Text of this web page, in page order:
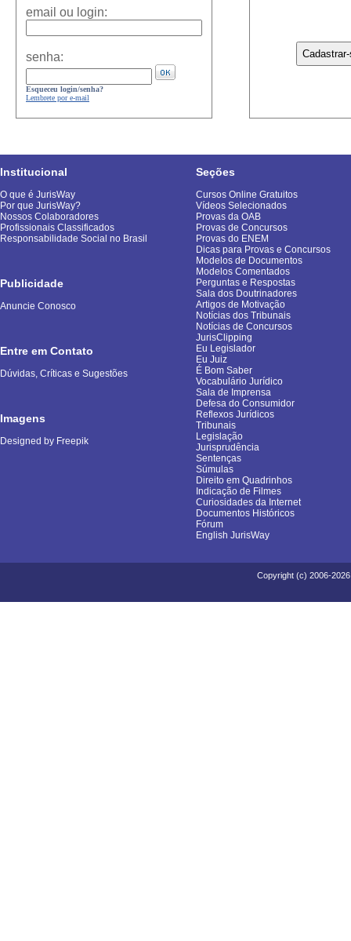
email ou login:
senha:
Esqueceu login/senha?
Lembrete por e-mail
Institucional
O que é JurisWay
Por que JurisWay?
Nossos Colaboradores
Profissionais Classificados
Responsabilidade Social no Brasil
Publicidade
Anuncie Conosco
Entre em Contato
Dúvidas, Críticas e Sugestões
Imagens
Designed by Freepik
Seções
Cursos Online Gratuitos
Vídeos Selecionados
Provas da OAB
Provas de Concursos
Provas do ENEM
Dicas para Provas e Concursos
Modelos de Documentos
Modelos Comentados
Perguntas e Respostas
Sala dos Doutrinadores
Artigos de Motivação
Notícias dos Tribunais
Notícias de Concursos
JurisClipping
Eu Legislador
Eu Juiz
É Bom Saber
Vocabulário Jurídico
Sala de Imprensa
Defesa do Consumidor
Reflexos Jurídicos
Tribunais
Legislação
Jurisprudência
Sentenças
Súmulas
Direito em Quadrinhos
Indicação de Filmes
Curiosidades da Internet
Documentos Históricos
Fórum
English JurisWay
Copyright (c) 2006-